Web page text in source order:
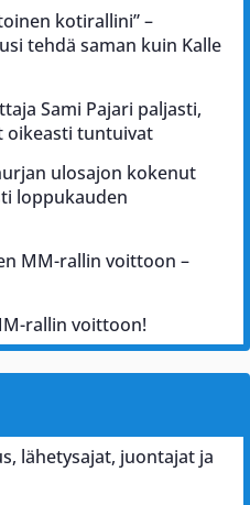
kotirallini” –
tehdä saman kuin Kalle
Sami Pajari paljasti,
oikeasti tuntuivat
ulosajon kokenut
loppukauden
MM-rallin voittoon –
rallin voittoon!
lähetysajat, juontajat ja